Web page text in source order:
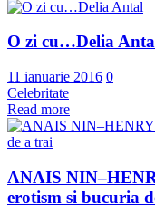
O zi cu…Delia
11 ianuarie 2016 0
Celebritate
Read more
ANAIS
erotism si bucuria